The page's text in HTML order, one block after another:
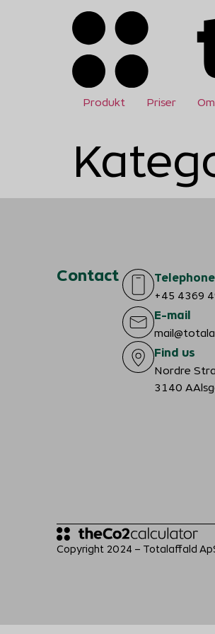
Produkt Priser
Contact
Telephone
+45 4369
E-mail
Find us
Nordre
3140
Copyright 2024 – Totalaffald